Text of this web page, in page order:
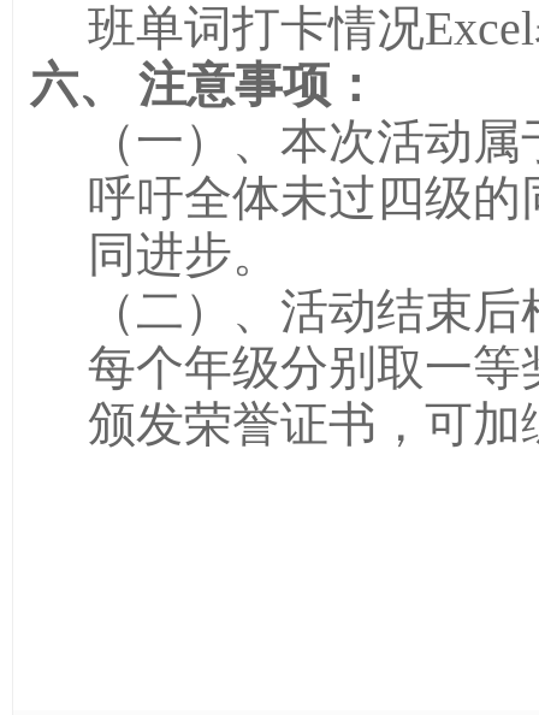
班单词打卡情况Excel
六、 注意事项：
（一）、 本次活动属
呼吁全体未过四级
同进步。
（二）、活动结束
每个年级分别取一
颁发荣誉证书，可加